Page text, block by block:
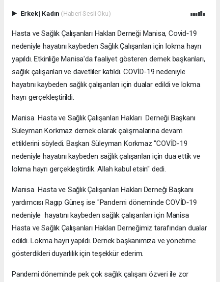
Erkek| Kadın (Haberi Sesli Oku)
Hasta ve Sağlık Çalışanları Hakları Derneği Manisa, Covid-19
nedeniyle hayatını kaybeden Sağlık Çalışanları için lokma hayrı
yapıldı. Etkinliğe Manisa'da faaliyet gösteren dernek başkanları,
sağlık çalışanları ve davetliler katıldı. COVİD-19 nedeniyle
hayatını kaybeden sağlık çalışanları için dualar edildi ve lokma
hayrı gerçekleştirildi.
Manisa Hasta ve Sağlık Çalışanları Hakları Derneği Başkanı
Süleyman Korkmaz dernek olarak çalışmalarına devam
ettiklerini söyledi. Başkan Süleyman Korkmaz "COVİD-19
nedeniyle hayatını kaybeden sağlık çalışanları için dua ettik ve
lokma hayrı gerçekleştirdik. Allah kabul etsin" dedi.
Manisa Hasta ve Sağlık Çalışanları Hakları Derneği Başkanı
yardımcısı Ragıp Güneş ise "Pandemi döneminde COVİD-19
nedeniyle hayatını kaybeden sağlık çalışanları için Manisa
Hasta ve Sağlık Çalışanları Hakları Derneğimiz tarafından dualar
edildi. Lokma hayrı yapıldı. Dernek başkanımıza ve yönetime
gösterdikleri duyarlılık için teşekkür ederim.
Pandemi döneminde pek çok sağlık çalışanı özveri ile zor